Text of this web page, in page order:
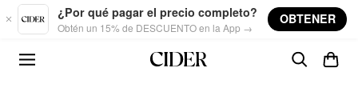
Skip to main content
¿Por qué pagar el precio completo?
Obtén un 15% de DESCUENTO en la App →
OBTENER